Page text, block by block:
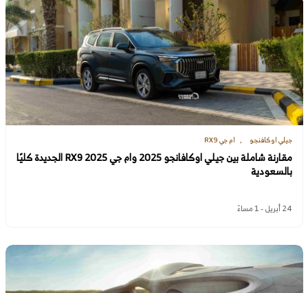
جيلي اوكافنجو ام جي RX9
مقارنة شاملة بين جيلي اوكافانجو 2025 وام جي RX9 2025 الجديدة كليًا
بالسعودية
24 أبريل - 1 مساءً